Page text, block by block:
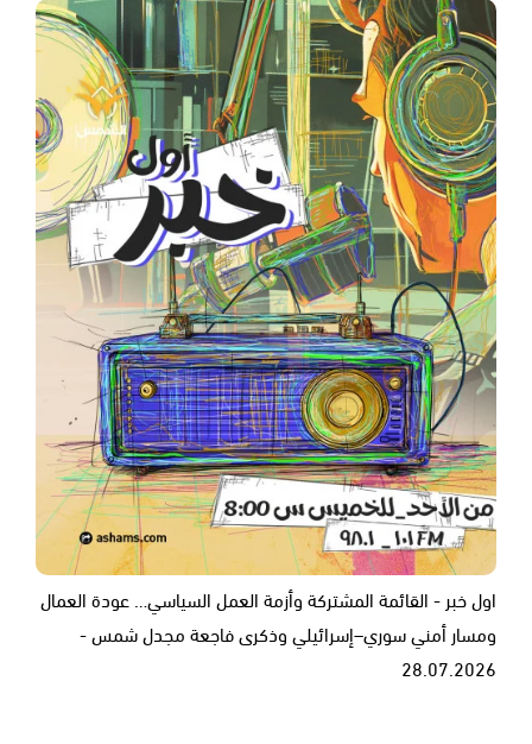
اول خبر - القائمة المشتركة وأزمة العمل السياسي… عودة العمال
ومسار أمني سوري–إسرائيلي وذكرى فاجعة مجدل شمس -
28.07.2026